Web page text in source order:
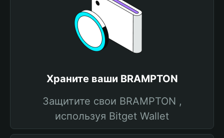
Храните ваши BRAMPTON
Защитите свои BRAMPTON ,
используя Bitget Wallet